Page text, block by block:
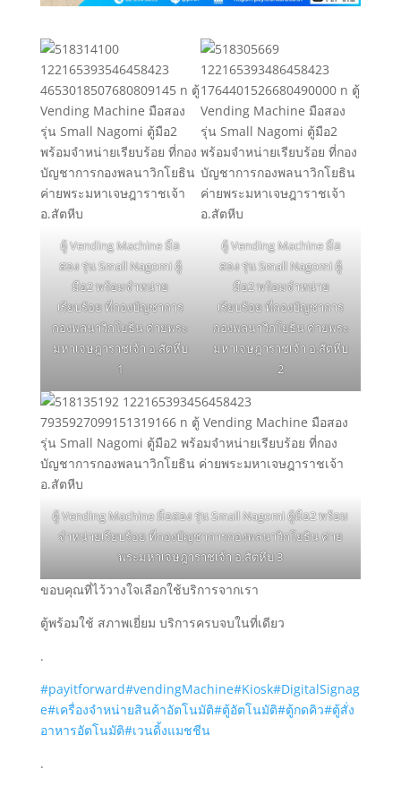
ตู้ Vending Machine มือ
สอง รุ่น Small Nagomi ตู้
มือ2 พร้อมจำหน่าย
เรียบร้อย ที่กองบัญชาการ
กองพลนาวิกโยธิน ค่ายพระ
มหาเจษฎาราชเจ้า อ.สัตหีบ
1
ตู้ Vending Machine มือ
สอง รุ่น Small Nagomi ตู้
มือ2 พร้อมจำหน่าย
เรียบร้อย ที่กองบัญชาการ
กองพลนาวิกโยธิน ค่ายพระ
มหาเจษฎาราชเจ้า อ.สัตหีบ
2
ตู้ Vending Machine มือสอง รุ่น Small Nagomi ตู้มือ2 พร้อม
จำหน่ายเรียบร้อย ที่กองบัญชาการกองพลนาวิกโยธิน ค่าย
พระมหาเจษฎาราชเจ้า อ.สัตหีบ 3
ขอบคุณที่ไว้วางใจเลือกใช้บริการจากเรา
ตู้พร้อมใช้ สภาพเยี่ยม บริการครบจบในที่เดียว
.
#payitforward#vendingMachine#Kiosk#DigitalSignag
e#เครื่องจำหน่ายสินค้าอัตโนมัติ#ตู้อัตโนมัติ#ตู้กดคิว#ตู้สั่ง
อาหารอัตโนมัติ#เวนดิ้งแมชชีน
.